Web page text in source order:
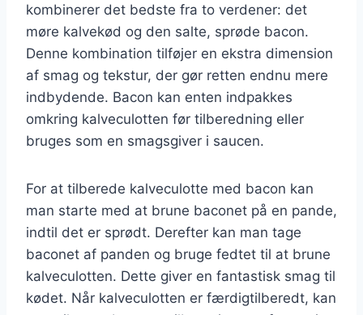
kombinerer det bedste fra to verdener: det
møre kalvekød og den salte, sprøde bacon.
Denne kombination tilføjer en ekstra dimension
af smag og tekstur, der gør retten endnu mere
indbydende. Bacon kan enten indpakkes
omkring kalveculotten før tilberedning eller
bruges som en smagsgiver i saucen.
For at tilberede kalveculotte med bacon kan
man starte med at brune baconet på en pande,
indtil det er sprødt. Derefter kan man tage
baconet af panden og bruge fedtet til at brune
kalveculotten. Dette giver en fantastisk smag til
kødet. Når kalveculotten er færdigtilberedt, kan